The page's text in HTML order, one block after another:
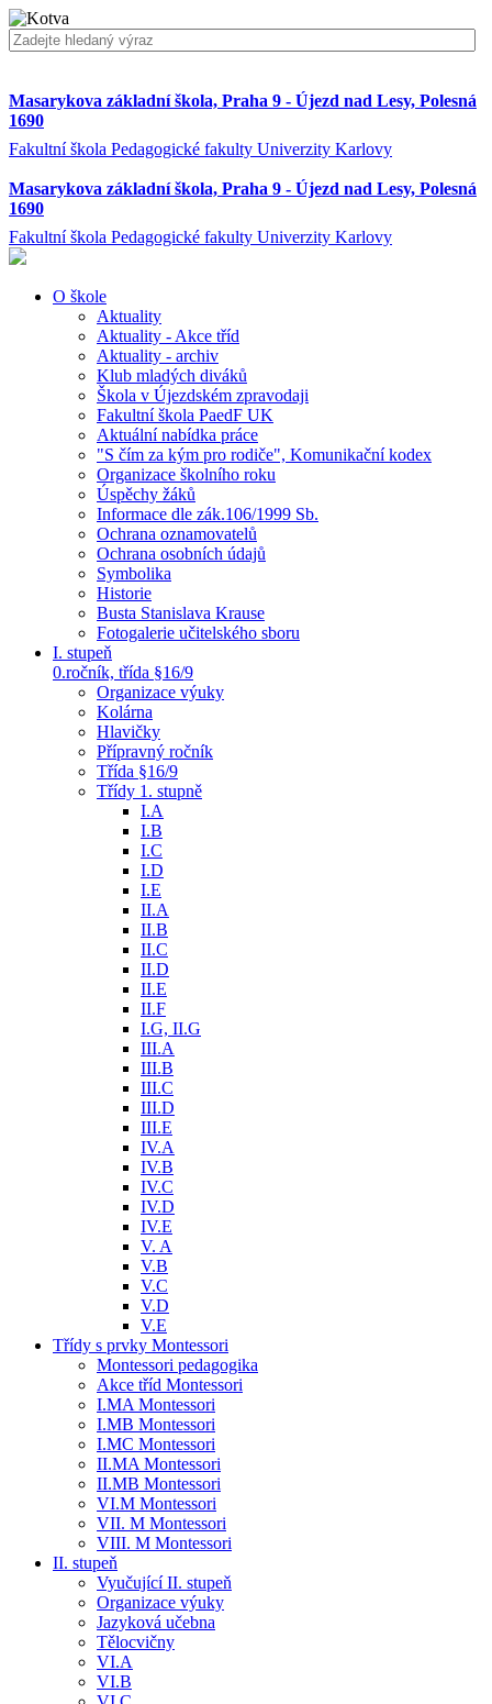
Masarykova základní škola, Praha 9 - Újezd nad Lesy, Polesná
1690
Fakultní škola Pedagogické fakulty Univerzity Karlovy
Masarykova základní škola, Praha 9 - Újezd nad Lesy, Polesná
1690
Fakultní škola Pedagogické fakulty Univerzity Karlovy
O škole
Aktuality
Aktuality - Akce tříd
Aktuality - archiv
Klub mladých diváků
Škola v Újezdském zpravodaji
Fakultní škola PaedF UK
Aktuální nabídka práce
"S čím za kým pro rodiče", Komunikační kodex
Organizace školního roku
Úspěchy žáků
Informace dle zák.106/1999 Sb.
Ochrana oznamovatelů
Ochrana osobních údajů
Symbolika
Historie
Busta Stanislava Krause
Fotogalerie učitelského sboru
I. stupeň
0.ročník, třída §16/9
Organizace výuky
Kolárna
Hlavičky
Přípravný ročník
Třída §16/9
Třídy 1. stupně
I.A
I.B
I.C
I.D
I.E
II.A
II.B
II.C
II.D
II.E
II.F
I.G, II.G
III.A
III.B
III.C
III.D
III.E
IV.A
IV.B
IV.C
IV.D
IV.E
V. A
V.B
V.C
V.D
V.E
Třídy s prvky Montessori
Montessori pedagogika
Akce tříd Montessori
I.MA Montessori
I.MB Montessori
I.MC Montessori
II.MA Montessori
II.MB Montessori
VI.M Montessori
VII. M Montessori
VIII. M Montessori
II. stupeň
Vyučující II. stupeň
Organizace výuky
Jazyková učebna
Tělocvičny
VI.A
VI.B